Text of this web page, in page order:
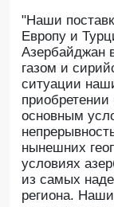
"Наши
Европу и
Азербайджан
газом и
ситуации
основным
нынешних
условиях
из самых
региона.